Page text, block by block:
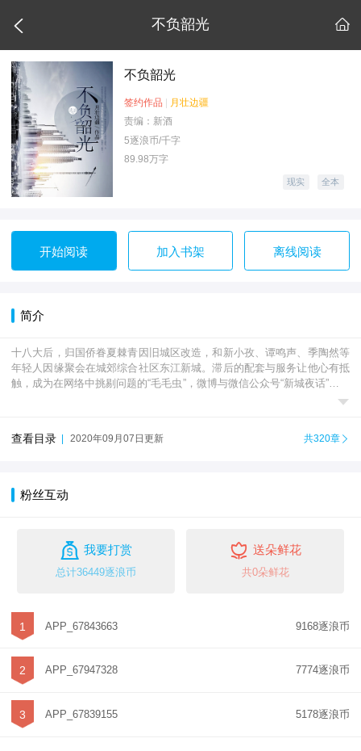
 不负韶光 
不负韶光
签约作品 | 月壮边疆
责编：新酒
5逐浪币/千字
89.98万字
现实 全本
开始阅读 加入书架 离线阅读
简介
十八大后，归国侨眷夏棘青因旧城区改造，和新小孜、谭鸣声、季陶然等
年轻人因缘聚会在城郊综合社区东江新城。滞后的配套与服务让他心有抵
触，成为在网络中挑剔问题的“毛毛虫”，微博与微信公众号“新城夜话”成为

查看目录 2020年09月07日更新 共320章 
粉丝互动
 我要打赏
总计36449逐浪币
 送朵鲜花
共0朵鲜花
1 APP_67843663 9168逐浪币
2 APP_67947328 7774逐浪币
3 APP_67839155 5178逐浪币